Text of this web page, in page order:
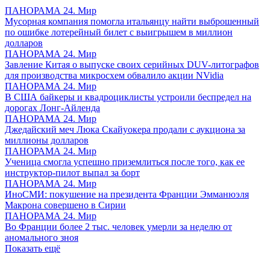
ПАНОРАМА 24. Мир
Мусорная компания помогла итальянцу найти выброшенный
по ошибке лотерейный билет с выигрышем в миллион
долларов
ПАНОРАМА 24. Мир
Завление Китая о выпуске своих серийных DUV-литографов
для производства микросхем обвалило акции NVidia
ПАНОРАМА 24. Мир
В США байкеры и квадроциклисты устроили беспредел на
дорогах Лонг-Айленда
ПАНОРАМА 24. Мир
Джедайский меч Люка Скайуокера продали с аукциона за
миллионы долларов
ПАНОРАМА 24. Мир
Ученица смогла успешно приземлиться после того, как ее
инструктор-пилот выпал за борт
ПАНОРАМА 24. Мир
ИноСМИ: покушение на президента Франции Эмманюэля
Макрона совершено в Сирии
ПАНОРАМА 24. Мир
Во Франции более 2 тыс. человек умерли за неделю от
аномального зноя
Показать ещё